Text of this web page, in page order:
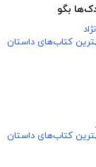
بگو
کتاب‌های داستان
کتاب‌های داستان